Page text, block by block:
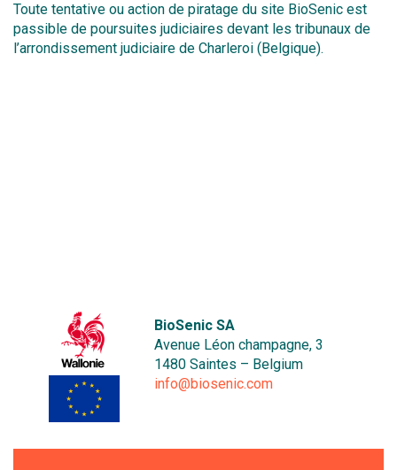
Toute tentative ou action de piratage du site BioSenic est
passible de poursuites judiciaires devant les tribunaux de
l’arrondissement judiciaire de Charleroi (Belgique).
BioSenic SA
Avenue Léon champagne, 3
1480 Saintes – Belgium
info@biosenic.com